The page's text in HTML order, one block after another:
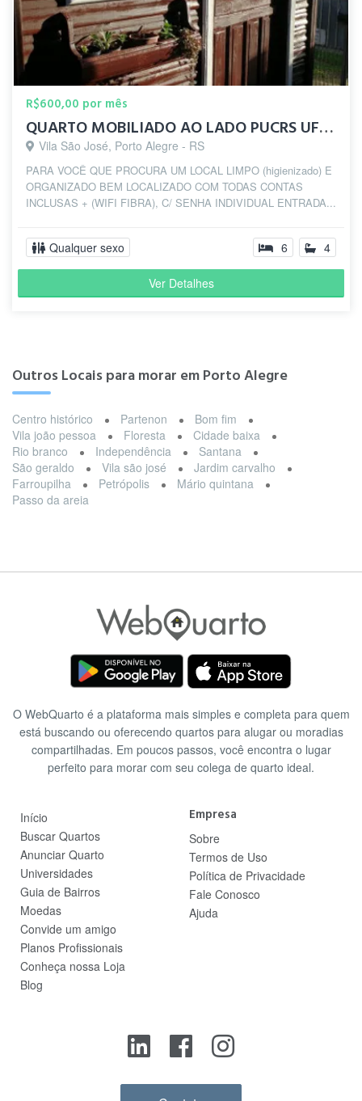
R$600,00 por mês
QUARTO MOBILIADO AO LADO PUCRS UFRGS-VALE A PARTIR R$ 600,00
Vila São José, Porto Alegre - RS
PARA VOCÊ QUE PROCURA UM LOCAL LIMPO (higienizado) E
ORGANIZADO BEM LOCALIZADO COM TODAS CONTAS
INCLUSAS + (WIFI FIBRA), C/ SENHA INDIVIDUAL ENTRADA...
Qualquer sexo 6 4
Ver Detalhes
Outros Locais para morar em Porto Alegre
Centro histórico Partenon
Bom fim
Vila joão pessoa
Floresta
Cidade baixa
Rio branco
Independência
Santana
São geraldo
Vila são josé
Jardim carvalho
Farroupilha
Petrópolis
Mário quintana
Passo da areia
O WebQuarto é a plataforma mais simples e completa para quem
está buscando ou oferecendo quartos para alugar ou moradias
compartilhadas. Em poucos passos, você encontra o lugar
perfeito para morar com seu colega de quarto ideal.
Início
Buscar Quartos
Anunciar Quarto
Universidades
Guia de Bairros
Moedas
Convide um amigo
Planos Profissionais
Conheça nossa Loja
Blog
Empresa
Sobre
Termos de Uso
Política de Privacidade
Fale Conosco
Ajuda